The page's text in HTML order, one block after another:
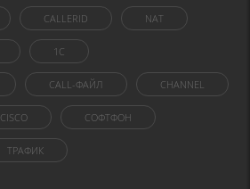
CALLERID NAT
1C
CALL-ФАЙЛ CHANNEL
CISCO СОФТФОН
ТРАФИК